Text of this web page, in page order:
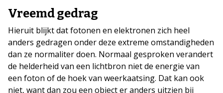
Vreemd gedrag
Hieruit blijkt dat fotonen en elektronen zich heel
anders gedragen onder deze extreme omstandigheden
dan ze normaliter doen. Normaal gesproken verandert
de helderheid van een lichtbron niet de energie van
een foton of de hoek van weerkaatsing. Dat kan ook
niet, want dan zou een object er anders uitzien bij